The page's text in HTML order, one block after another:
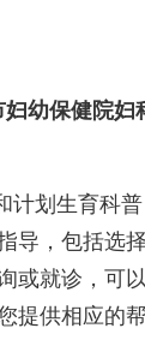
妇幼保健院妇
计划生育科
导，包括选
或就诊，可
提供相应的帮